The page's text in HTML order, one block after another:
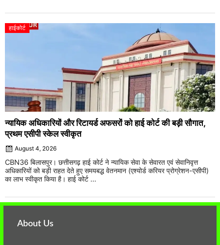
हाईकोर्ट
न्यायिक अधिकारियों और रिटायर्ड अफसरों को हाई कोर्ट की बड़ी सौगात,
प्रथम एसीपी स्केल स्वीकृत
August 4, 2026
CBN36 बिलासपुर। छत्तीसगढ़ हाई कोर्ट ने न्यायिक सेवा के सेवारत एवं सेवानिवृत्त
अधिकारियों को बड़ी राहत देते हुए समयबद्ध वेतनमान (एश्योर्ड करियर प्रोग्रेशन-एसीपी)
का लाभ स्वीकृत किया है। हाई कोर्ट ...
About Us